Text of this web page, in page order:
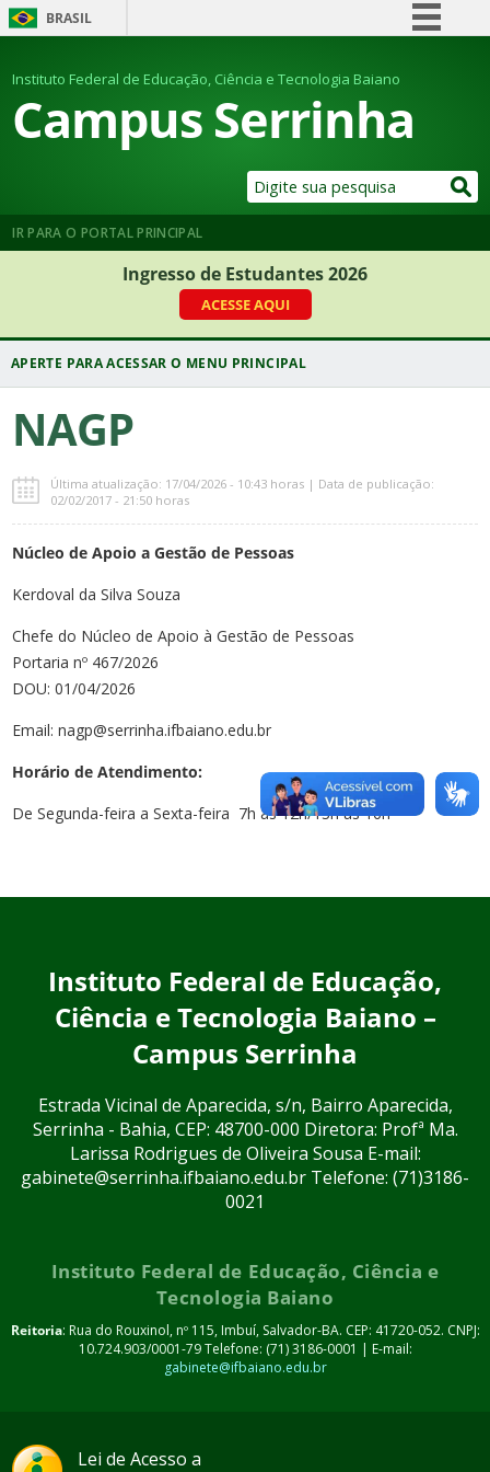
BRASIL
Comunica BR
Participe
Legislação
Instituto Federal de Educação, Ciência e Tecnologia Baiano
Campus Serrinha
IR PARA O PORTAL PRINCIPAL
Ingresso de Estudantes 2026
ACESSE AQUI
NAGP
Última atualização: 17/04/2026 - 10:43 horas | Data de publicação:
02/02/2017 - 21:50 horas
Núcleo de Apoio a Gestão de Pessoas
Kerdoval da Silva Souza
Chefe do Núcleo de Apoio à Gestão de Pessoas
Portaria nº 467/2026
DOU:01/04/2026
Email: nagp@serrinha.ifbaiano.edu.br
Horário de Atendimento:
DeSegunda-feira a Sexta-feira 7h às 12h/13h às 16h
Instituto Federal de Educação,
Ciência e Tecnologia Baiano –
Campus Serrinha
Estrada Vicinal de Aparecida, s/n, Bairro Aparecida,
Serrinha - Bahia, CEP: 48700-000 Diretora: Profª Ma.
Larissa Rodrigues de Oliveira Sousa E-mail:
gabinete@serrinha.ifbaiano.edu.br Telefone: (71)3186-
0021
Instituto Federal de Educação, Ciência e
Tecnologia Baiano
Reitoria: Rua do Rouxinol, nº 115, Imbuí, Salvador-BA. CEP: 41720-052. CNPJ:
10.724.903/0001-79 Telefone: (71) 3186-0001 | E-mail:
gabinete@ifbaiano.edu.br
Lei de Acesso a